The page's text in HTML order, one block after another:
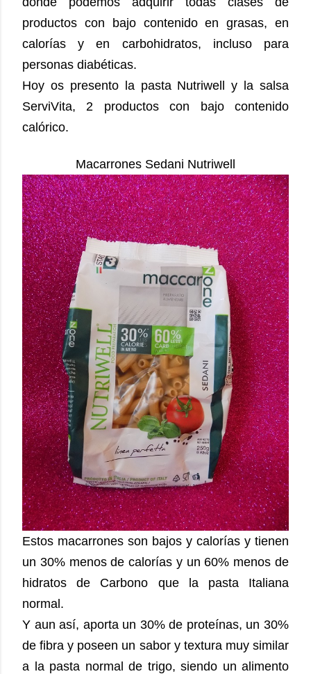
productos con bajo contenido en grasas, en
calorías y en carbohidratos, incluso para
personas diabéticas.
Hoy os presento la pasta Nutriwell y la salsa
ServiVita, 2 productos con bajo contenido
calórico.
Macarrones Sedani Nutriwell
Estos macarrones son bajos y calorías y tienen
un 30% menos de calorías y un 60% menos de
hidratos de Carbono que la pasta Italiana
normal.
Y aun así, aporta un 30% de proteínas, un 30%
de fibra y poseen un sabor y textura muy similar
a la pasta normal de trigo, siendo un alimento